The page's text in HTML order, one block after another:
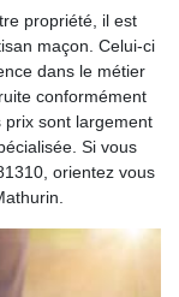
propriété, il est
maçon. Celui-ci
dans le métier
conformément
prix sont largement
Si vous
orientez vous